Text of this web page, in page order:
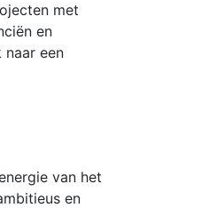
met
en
naar een
van het
en